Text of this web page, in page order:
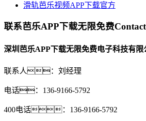
滑轨芭乐视频APP下载官方
联系芭乐APP下载无限免费
深圳芭乐APP下载无限免费电子科技有限
联系人：刘经理
电话：136-9166-5792
400电话：136-9166-5792